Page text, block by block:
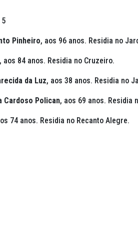
Pinheiro, aos 96 anos. Residia no
, aos 84 anos. Residia no Cruzeiro.
da Luz, aos 38 anos. Residia no
Cardoso Polican, aos 69 anos. Residia
74 anos. Residia no Recanto Alegre.